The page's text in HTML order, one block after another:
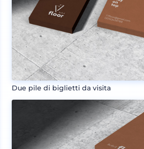
Due pile di biglietti da visita